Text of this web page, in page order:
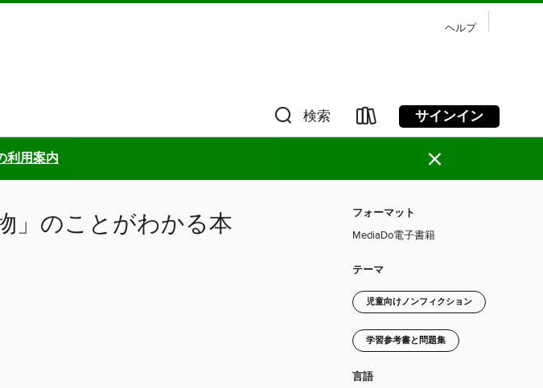
ヘルプ
検索 サインイン
利用案内 ×
」のことがわかる本 フォーマット
MediaDo電子書籍
テーマ
児童向けノンフィクション
学習参考書と問題集
言語